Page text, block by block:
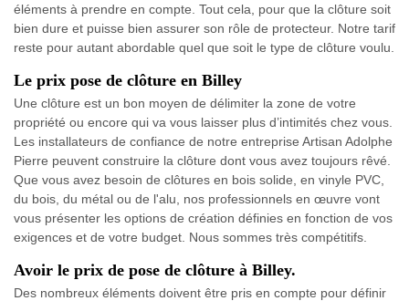
éléments à prendre en compte. Tout cela, pour que la clôture soit
bien dure et puisse bien assurer son rôle de protecteur. Notre tarif
reste pour autant abordable quel que soit le type de clôture voulu.
Le prix pose de clôture en Billey
Une clôture est un bon moyen de délimiter la zone de votre
propriété ou encore qui va vous laisser plus d’intimités chez vous.
Les installateurs de confiance de notre entreprise Artisan Adolphe
Pierre peuvent construire la clôture dont vous avez toujours rêvé.
Que vous avez besoin de clôtures en bois solide, en vinyle PVC,
du bois, du métal ou de l'alu, nos professionnels en œuvre vont
vous présenter les options de création définies en fonction de vos
exigences et de votre budget. Nous sommes très compétitifs.
Avoir le prix de pose de clôture à Billey.
Des nombreux éléments doivent être pris en compte pour définir